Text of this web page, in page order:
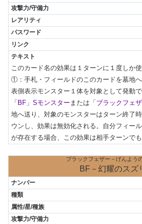
このカード名の効果は１ターンに１度しか使
①：手札・フィールドのこのカードを墓地
表側表示モンスター１体を対象として発動
「BF」Sモンスター または「ブラックフェ
地へ送り、対象のモンスターはターン終了
ウンし、効果は無効化される。自分フィー
が存在する場合、この効果は相手ターンでも
ブラックフェザー－げんよう
BF－幻耀のスズ